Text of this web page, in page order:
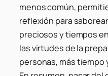
menos común,
reflexión para
preciosos y tiempos
las virtudes de la
personas, más